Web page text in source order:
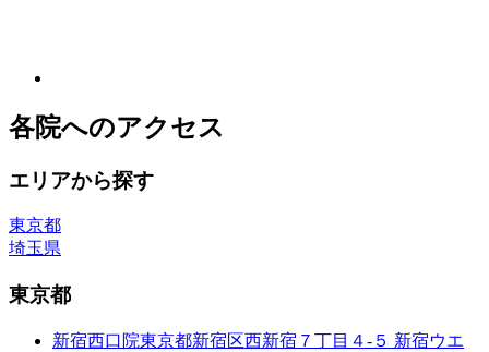
各院へのアクセス
エリアから探す
東京都
埼玉県
東京都
新宿西口院東京都新宿区西新宿７丁目４-５ 新宿ウエ